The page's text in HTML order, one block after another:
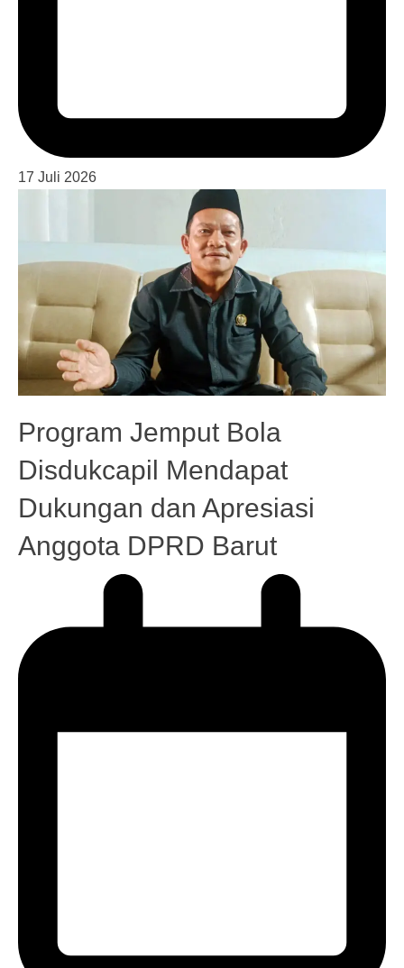
17 Juli 2026
Program Jemput Bola
Disdukcapil Mendapat
Dukungan dan Apresiasi
Anggota DPRD Barut